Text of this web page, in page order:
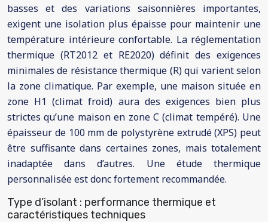
basses et des variations saisonnières importantes,
exigent une isolation plus épaisse pour maintenir une
température intérieure confortable. La réglementation
thermique (RT2012 et RE2020) définit des exigences
minimales de résistance thermique (R) qui varient selon
la zone climatique. Par exemple, une maison située en
zone H1 (climat froid) aura des exigences bien plus
strictes qu’une maison en zone C (climat tempéré). Une
épaisseur de 100 mm de polystyrène extrudé (XPS) peut
être suffisante dans certaines zones, mais totalement
inadaptée dans d’autres. Une étude thermique
personnalisée est donc fortement recommandée.
Type d’isolant : performance thermique et
caractéristiques techniques